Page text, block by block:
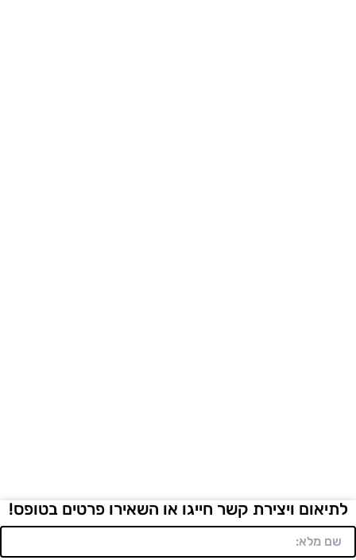
לתיאום ויצירת קשר חייגו או השאירו פרטים בטופס!